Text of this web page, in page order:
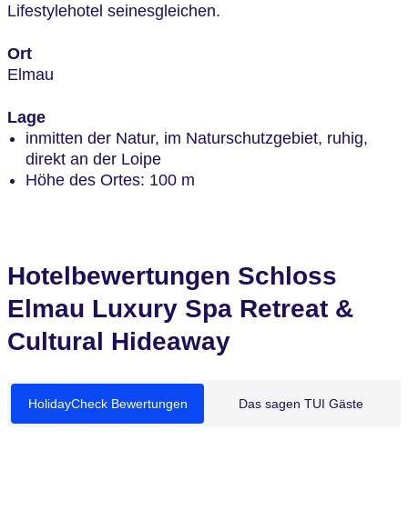
Lifestylehotel seinesgleichen.
Ort
Elmau
Lage
inmitten der Natur, im Naturschutzgebiet, ruhig,
direkt an der Loipe
Höhe des Ortes: 100 m
Hotelbewertungen Schloss
Elmau Luxury Spa Retreat &
Cultural Hideaway
HolidayCheck Bewertungen Das sagen TUI Gäste